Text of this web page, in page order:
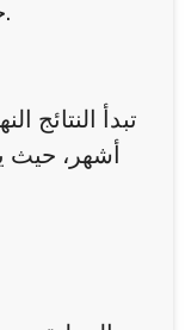
حمل الأشياء الثقيلة لفترة محددة.
تبدأ النتائج
أشهر، حيث